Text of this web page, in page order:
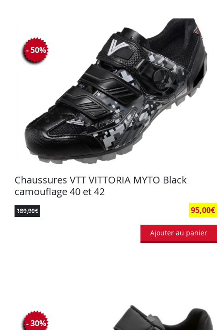
Chaussures VTT VITTORIA MYTO Black
camouflage 40 et 42
189,90€ 95,00€
- 50%
Ajouter au panier
- 30%